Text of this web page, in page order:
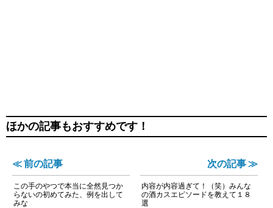
ほかの記事もおすすめです！
≪ 前の記事
この手のやつで本当に全然見つか
らないの初めてみた、例を出して
みな
次の記事 ≫
内容が内容過ぎて！（笑）みんな
の酒カスエピソードを教えて１８
選